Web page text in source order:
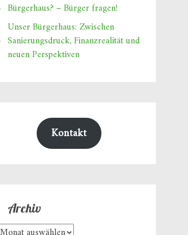
Bürgerhaus? – Bürger fragen!
Unser Bürgerhaus: Zwischen
Sanierungsdruck, Finanzrealität und
neuen Perspektiven
Kontakt
Archiv
Archiv